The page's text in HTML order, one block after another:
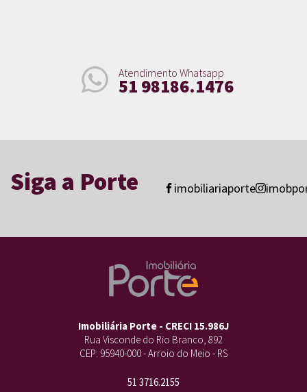
Atendimento Whatsapp
51 98186.1476
Siga a Porte imobiliariaporte
Imobiliária Porte - CRECI 15.986J
Rua Visconde do Rio Branco, 892
CEP: 95940-000 - Arroio do Meio - RS
51 3716.2155